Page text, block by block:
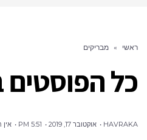
ראשי » מבריקים
כל הפוסטים
HAVRAKA אוקטובר 17, 2019 5:51 PM אין